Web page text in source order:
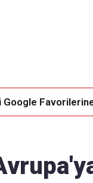
Google